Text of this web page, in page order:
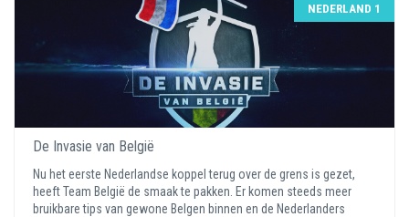
NEDERLAND 1
De Invasie van België
Nu het eerste Nederlandse koppel terug over de grens is gezet,
heeft Team België de smaak te pakken. Er komen steeds meer
bruikbare tips van gewone Belgen binnen en de Nederlanders